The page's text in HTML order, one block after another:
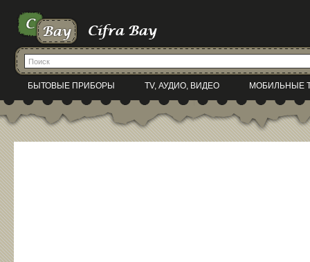
БЫТОВЫЕ ПРИБОРЫ TV, АУДИО, ВИДЕО МОБИЛЬНЫЕ